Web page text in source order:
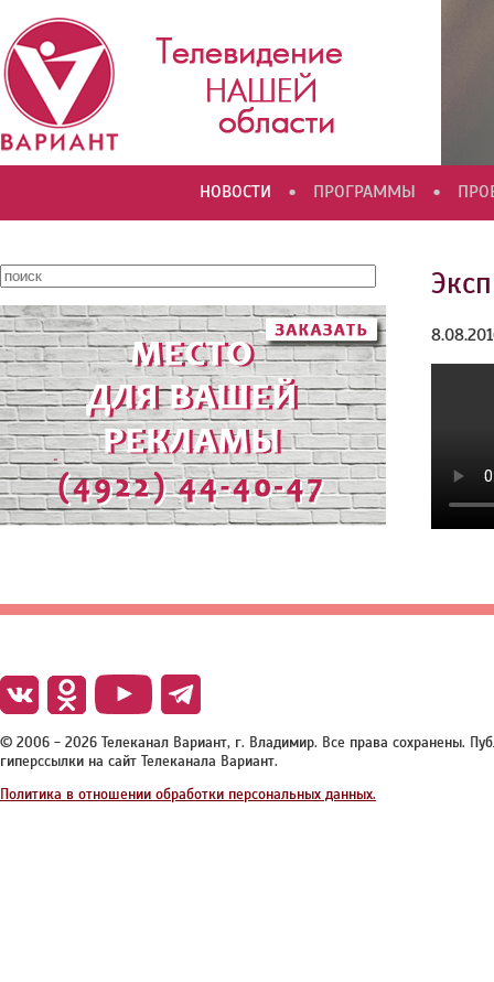
НОВОСТИ • ПРОГРАММЫ •
© 2006 - 2026 Телеканал Вариант, г. Владимир. Все права сохранены.
гиперссылки на сайт Телеканала Вариант.
Политика в отношении обработки персональных данных.